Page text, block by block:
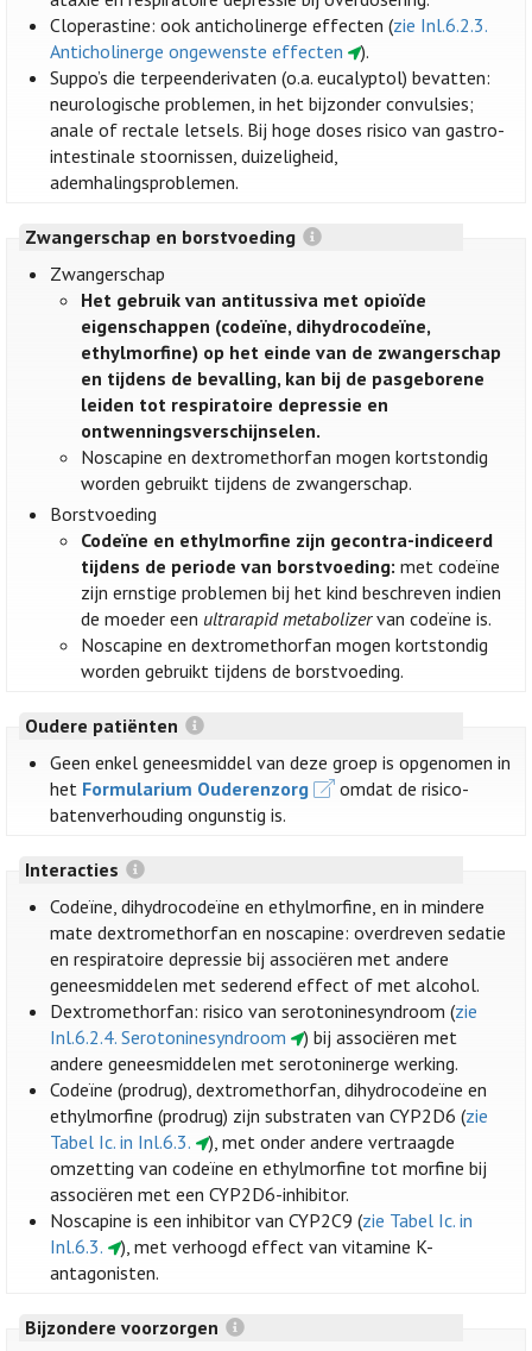
Cloperastine: ook anticholinerge effecten (zie Inl.6.2.3.
Anticholinerge ongewenste effecten
).
Suppo’s die terpeenderivaten (o.a. eucalyptol) bevatten:
neurologische problemen, in het bijzonder convulsies;
anale of rectale letsels. Bij hoge doses risico van gastro-
intestinale stoornissen, duizeligheid,
ademhalingsproblemen.
Zwangerschap en borstvoeding
Zwangerschap
Het gebruik van antitussiva met opioïde
eigenschappen (codeïne, dihydrocodeïne,
ethylmorfine) op het einde van de zwangerschap
en tijdens de bevalling, kan bij de pasgeborene
leiden tot respiratoire depressie en
ontwenningsverschijnselen.
Noscapine en dextromethorfan mogen kortstondig
worden gebruikt tijdens de zwangerschap.
Borstvoeding
Codeïne en ethylmorfine zijn gecontra-indiceerd
tijdens de periode van borstvoeding: met codeïne
zijn ernstige problemen bij het kind beschreven indien
de moeder een ultrarapid metabolizervan codeïne is.
Noscapine en dextromethorfan mogen kortstondig
worden gebruikt tijdens de borstvoeding.
Oudere patiënten
Geen enkel geneesmiddel van deze groep is opgenomen in
het Formularium Ouderenzorg
omdat de risico-
batenverhouding ongunstig is.
Interacties
Codeïne, dihydrocodeïne en ethylmorfine, en in mindere
mate dextromethorfan en noscapine: overdreven sedatie
en respiratoire depressie bij associëren met andere
geneesmiddelen met sederend effect of met alcohol.
Dextromethorfan: risico van serotoninesyndroom (zie
Inl.6.2.4. Serotoninesyndroom
) bij associëren met
andere geneesmiddelen met serotoninerge werking.
Codeïne (prodrug), dextromethorfan, dihydrocodeïne en
ethylmorfine (prodrug) zijn substraten van CYP2D6 (zie
Tabel Ic. in Inl.6.3.
), met onder andere vertraagde
omzetting van codeïne en ethylmorfine tot morfine bij
associëren met een CYP2D6-inhibitor.
Noscapine is een inhibitor van CYP2C9 (zie Tabel Ic. in
Inl.6.3.
), met verhoogd effect van vitamine K-
antagonisten.
Bijzondere voorzorgen